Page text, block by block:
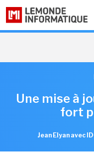
Une mise à
fort
Jean Elyan avec